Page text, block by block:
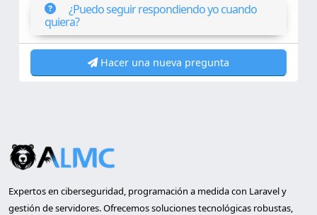
¿Puedo seguir respondiendo yo cuando
quiera?
Hacer una nueva pregunta
Expertos en ciberseguridad, programación a medida con Laravel y
gestión de servidores. Ofrecemos soluciones tecnológicas robustas,